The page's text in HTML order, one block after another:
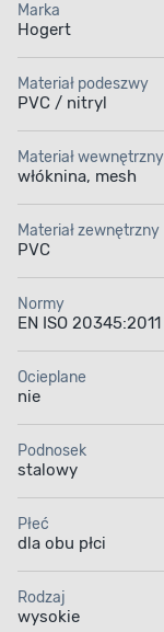
Marka
Hogert
Materiał podeszwy
PVC / nitryl
Materiał wewnętrzny
włóknina, mesh
Materiał zewnętrzny
PVC
Normy
EN ISO 20345:2011
Ocieplane
nie
Podnosek
stalowy
Płeć
dla obu płci
Rodzaj
wysokie